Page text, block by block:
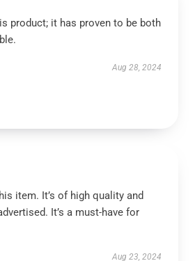
product; it has proven to be both
Aug 28, 2024
item. It’s of high quality and
It’s a must-have for
Aug 23, 2024